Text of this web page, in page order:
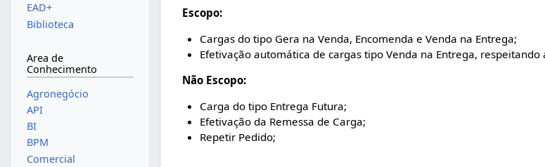
Escopo:
Cargas do tipo Gera na Venda, Encomenda e Venda na Entrega;
Efetivação automática de cargas tipo Venda na Entrega,
Não Escopo:
Carga do tipo Entrega Futura;
Efetivação da Remessa de Carga;
Repetir Pedido;
EAD+
Biblioteca
Area de
Conhecimento
Agronegócio
API
BI
BPM
Comercial